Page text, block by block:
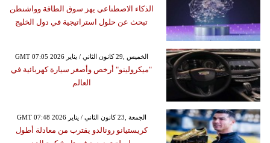
الذكاء الاصطناعي يهز سوق الطاقة وواشنطن
تبحث عن حلول استراتيجية في دول الخليج
GMT 07:05 2026 الخميس ,29 كانون الثاني / يناير
"ميكرولينو" أرخص وأصغر سيارة كهربائية في
العالم
GMT 07:48 2026 الجمعة ,23 كانون الثاني / يناير
كريستيانو رونالدو يقترب من معادلة أطول